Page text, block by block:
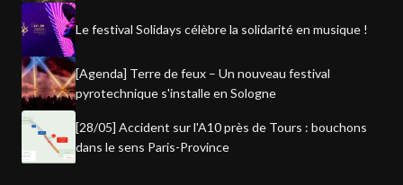
Le festival Solidays célèbre la solidarité en musique !
[Agenda] Terre de feux – Un nouveau festival
pyrotechnique s'installe en Sologne
[28/05] Accident sur l'A10 près de Tours : bouchons
dans le sens Paris-Province